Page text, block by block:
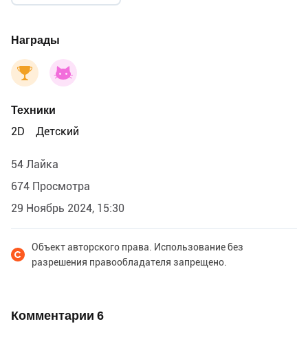
Награды
Техники
2D
Детский
54 Лайка
674 Просмотра
29 Ноябрь 2024, 15:30
Объект авторского права. Использование без
разрешения правообладателя запрещено.
Комментарии 6